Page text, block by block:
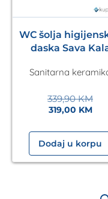
WC šolja
daska Sava
Sanitarna
339,90KM
319,00 KM
Dodaj u korpu